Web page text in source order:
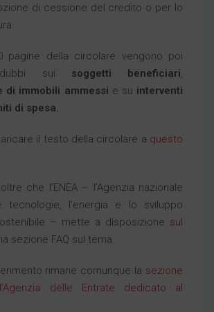
di cessione del credito o per lo
pagine della circolare vengono poi
sui soggetti beneficiari,
di immobili ammessi e su interventi
di spesa.
il testo della circolare a questo
che l’ENEA – l’Agenzia nazionale
tecnologie, l’energia e lo sviluppo
– mette a disposizione sul
sezione FAQ sul tema.
rimane comunque la sezione
delle Entrate dedicato al